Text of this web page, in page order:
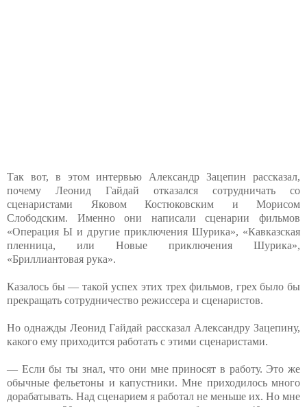
Так вот, в этом интервью Александр Зацепин рассказал,
почему Леонид Гайдай отказался сотрудничать со
сценаристами Яковом Костюковским и Морисом
Слободским. Именно они написали сценарии фильмов
«Операция Ы и другие приключения Шурика», «Кавказская
пленница, или Новые приключения Шурика»,
«Бриллиантовая рука».
Казалось бы — такой успех этих трех фильмов, грех было бы
прекращать сотрудничество режиссера и сценаристов.
Но однажды Леонид Гайдай рассказал Александру Зацепину,
какого ему приходится работать с этими сценаристами.
— Если бы ты знал, что они мне приносят в работу. Это же
обычные фельетоны и капустники. Мне приходилось много
дорабатывать. Над сценарием я работал не меньше их. Но мне